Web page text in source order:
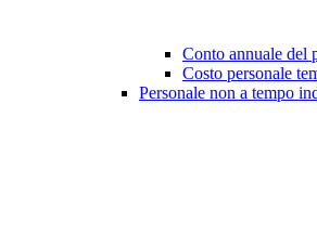
Conto annuale del
Costo personale
Personale non a tempo